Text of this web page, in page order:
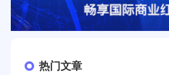
热门文章